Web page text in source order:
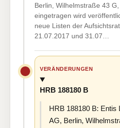
Berlin, Wilhelmstraße 43
eingetragen wird
neue Listen der
21.07.2017 und 31.07…
VERÄNDERUNGEN
HRB 188180 B
HRB 188180 B: Entis
AG, Berlin,